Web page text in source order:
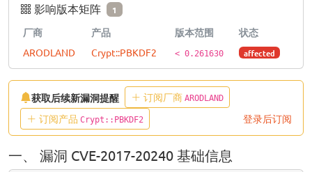
影响版本矩阵 1
厂商 产品 版本范围
状态
ARODLAND
Crypt::PBKDF2 < 0.261630 affected
获取后续新漏洞提醒 订阅厂商 ARODLAND
订阅产品 Crypt::PBKDF2 登录后订阅
一、 漏洞 CVE-2017-20240 基础信息